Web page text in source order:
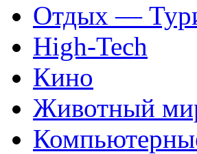
Отдых —
High-Tech
Кино
Животный